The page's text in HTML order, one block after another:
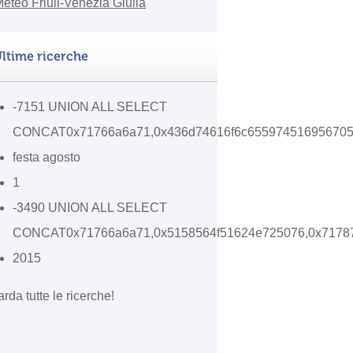
ricerche
-7151 UNION ALL SELECT
festa agosto
1
-3490 UNION ALL SELECT
2015
tutte le ricerche!